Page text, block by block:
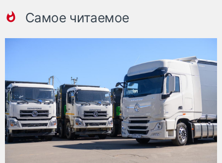
Самое читаемое